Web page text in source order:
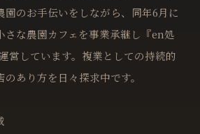
園のお手伝いをしながら、同年6月に
さな農園カフェを事業承継し『en処
営しています。複業としての持続的
あり方を日々探求中です。